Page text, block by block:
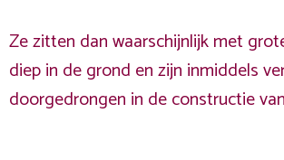
Ze zitten dan waarschijnlijk met
diep in de grond en zijn inmiddels
doorgedrongen in de constructie